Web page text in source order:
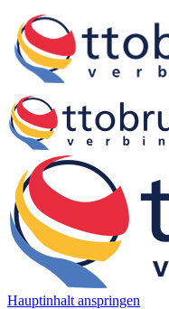
Hauptinhalt anspringen